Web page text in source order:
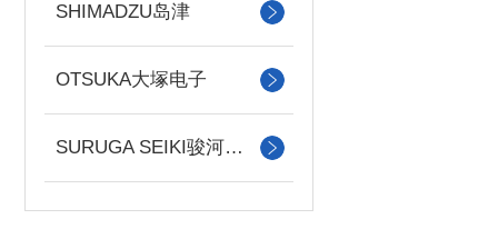
SHIMADZU岛津
OTSUKA大塚电子
SURUGA SEIKI骏河精机